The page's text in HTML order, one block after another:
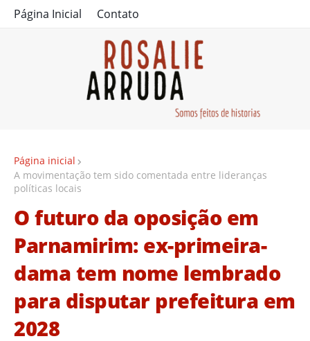
Página Inicial Contato
Página inicial
A movimentação tem sido comentada entre lideranças
políticas locais
O futuro da oposição em
Parnamirim: ex-primeira-
dama tem nome lembrado
para disputar prefeitura em
2028